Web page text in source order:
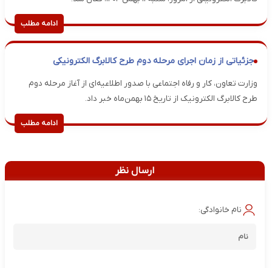
ادامه مطلب
جزئیاتی از زمان اجرای مرحله دوم طرح کالابرگ الکترونیکی
وزارت تعاون، کار و رفاه اجتماعی با صدور اطلاعیه‌ای از آغاز مرحله دوم
طرح کالابرگ الکترونیک از تاریخ ۱۵ بهمن‌ماه خبر داد.
ادامه مطلب
ارسال نظر
نام خانوادگی: